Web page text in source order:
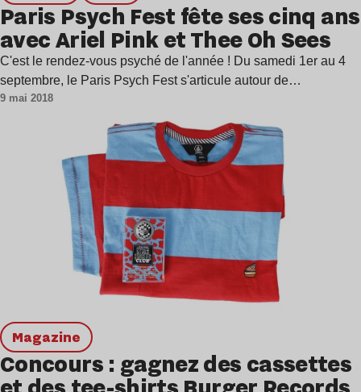
Paris Psych Fest fête ses cinq ans
avec Ariel Pink et Thee Oh Sees
C'est le rendez-vous psyché de l'année ! Du samedi 1er au 4
septembre, le Paris Psych Fest s'articule autour de…
9 mai 2018
magazine
Concours : gagnez des cassettes